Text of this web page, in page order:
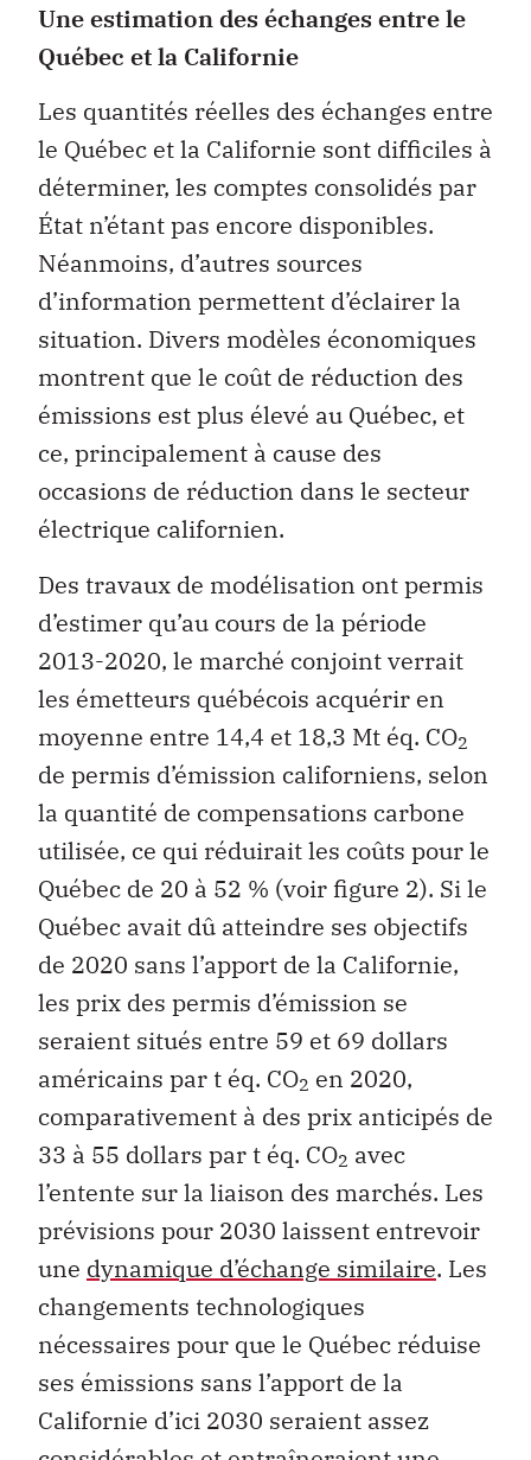
Une estimation des échanges entre le
Québec et la Californie
Les quantités réelles des échanges entre
le Québec et la Californie sont difficiles à
déterminer, les comptes consolidés par
État n’étant pas encore disponibles.
Néanmoins, d’autres sources
d’information permettent d’éclairer la
situation. Divers modèles économiques
montrent que le coût de réduction des
émissions est plus élevé au Québec, et
ce, principalement à cause des
occasions de réduction dans le secteur
électrique californien.
Des travaux de modélisation ont permis
d’estimer qu’au cours de la période
2013-2020, le marché conjoint verrait
les émetteurs québécois acquérir en
moyenne entre 14,4 et 18,3 Mt éq. CO2
de permis d’émission californiens, selon
la quantité de compensations carbone
utilisée, ce qui réduirait les coûts pour le
Québec de 20 à 52 % (voir figure 2). Si le
Québec avait dû atteindre ses objectifs
de 2020 sans l’apport de la Californie,
les prix des permis d’émission se
seraient situés entre 59 et 69 dollars
américains par t éq. CO2 en 2020,
comparativement à des prix anticipés de
33 à 55 dollars par t éq. CO2 avec
l’entente sur la liaison des marchés. Les
prévisions pour 2030 laissent entrevoir
une dynamique d’échange similaire. Les
changements technologiques
nécessaires pour que le Québec réduise
ses émissions sans l’apport de la
Californie d’ici 2030 seraient assez